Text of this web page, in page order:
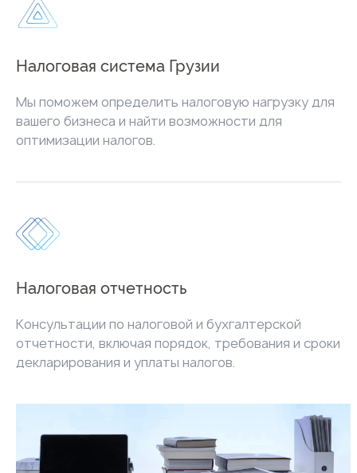
Налоговая система Грузии
Мы поможем определить налоговую нагрузку для
вашего бизнеса и найти возможности для
оптимизации налогов.
Налоговая отчетность
Консультации по налоговой и бухгалтерской
отчетности, включая порядок, требования и сроки
декларирования и уплаты налогов.